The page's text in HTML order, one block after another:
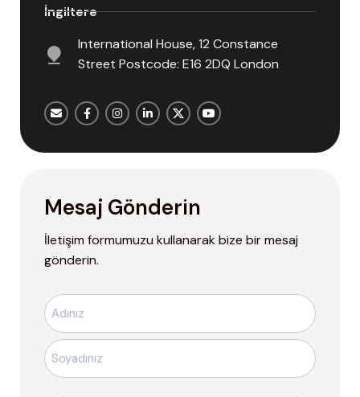
İngiltere
International House, 12 Constance
Street Postcode: E16 2DQ London
Mesaj Gönderin
İletişim formumuzu kullanarak bize bir mesaj
gönderin.
Ad-
Soyad